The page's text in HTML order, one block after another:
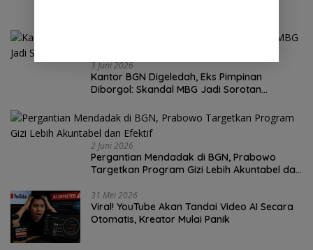
3 Juni 2026
Kantor BGN Digeledah, Eks Pimpinan
Diborgol: Skandal MBG Jadi Sorotan
2 Juni 2026
Pergantian Mendadak di BGN, Prabowo
Targetkan Program Gizi Lebih Akuntabel dan
31 Mei 2026
Viral! YouTube Akan Tandai Video AI Secara
Otomatis, Kreator Mulai Panik